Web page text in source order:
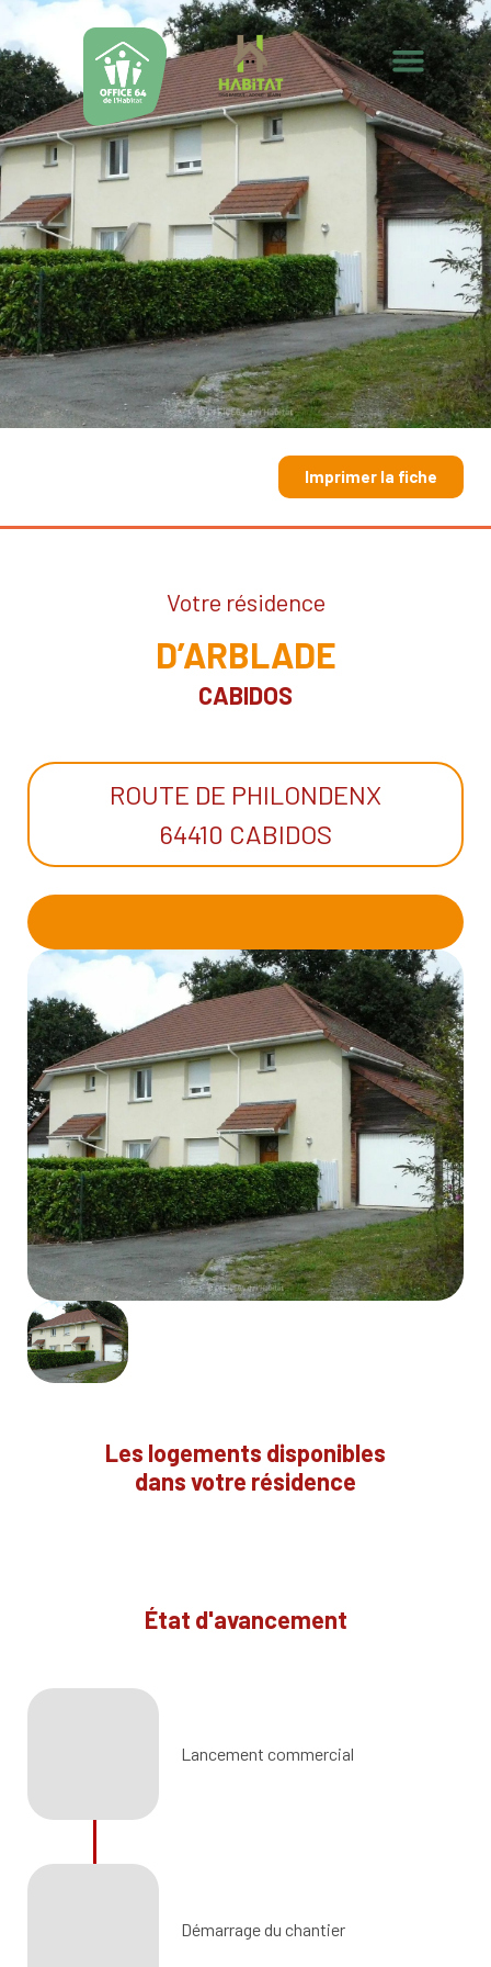
Imprimer la fiche
Votre résidence
D’ARBLADE
CABIDOS
ROUTE DE PHILONDENX
64410 CABIDOS
Les logements disponibles
dans votre résidence
État d'avancement
Lancement commercial
Démarrage du chantier